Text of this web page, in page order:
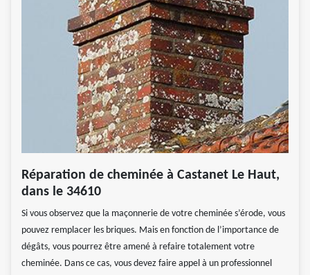
Réparation de cheminée à Castanet Le Haut,
dans le 34610
Si vous observez que la maçonnerie de votre cheminée s’érode, vous
pouvez remplacer les briques. Mais en fonction de l’importance de
dégâts, vous pourrez être amené à refaire totalement votre
cheminée. Dans ce cas, vous devez faire appel à un professionnel